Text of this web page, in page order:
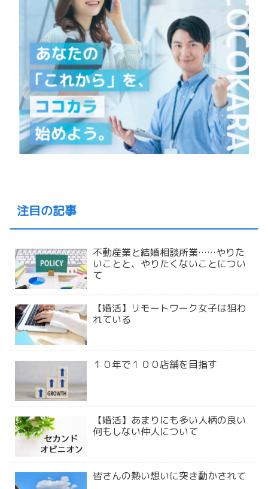
注目の記事
不動産業と結婚相談所業……やりた
いことと、やりたくないことについ
て
【婚活】リモートワーク女子は狙わ
れている
１０年で１００店舗を目指す
【婚活】あまりにも多い人柄の良い
何もしない仲人について
皆さんの熱い想いに突き動かされて